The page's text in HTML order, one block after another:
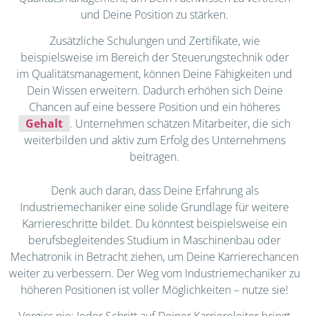
und Deine Position zu stärken.
Zusätzliche Schulungen und Zertifikate, wie
beispielsweise im Bereich der Steuerungstechnik oder
im Qualitätsmanagement, können Deine Fähigkeiten und
Dein Wissen erweitern. Dadurch erhöhen sich Deine
Chancen auf eine bessere Position und ein höheres
Gehalt . Unternehmen schätzen Mitarbeiter, die sich
weiterbilden und aktiv zum Erfolg des Unternehmens
beitragen.
Denk auch daran, dass Deine Erfahrung als
Industriemechaniker eine solide Grundlage für weitere
Karriereschritte bildet. Du könntest beispielsweise ein
berufsbegleitendes Studium in Maschinenbau oder
Mechatronik in Betracht ziehen, um Deine Karrierechancen
weiter zu verbessern. Der Weg vom Industriemechaniker zu
höheren Positionen ist voller Möglichkeiten – nutze sie!